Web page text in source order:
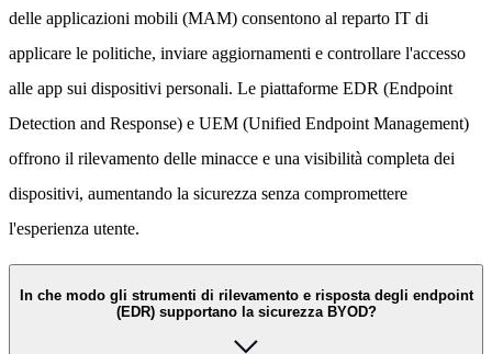
delle applicazioni mobili (MAM) consentono al reparto IT di
applicare le politiche, inviare aggiornamenti e controllare l'accesso
alle app sui dispositivi personali. Le piattaforme EDR (Endpoint
Detection and Response) e UEM (Unified Endpoint Management)
offrono il rilevamento delle minacce e una visibilità completa dei
dispositivi, aumentando la sicurezza senza compromettere
l'esperienza utente.
In che modo gli strumenti di rilevamento e risposta degli endpoint
(EDR) supportano la sicurezza BYOD?